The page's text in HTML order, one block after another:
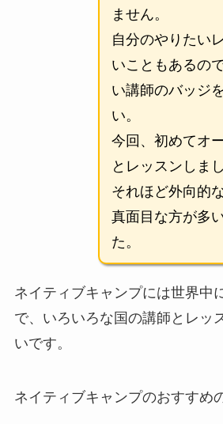
ません。
自分のやりたい
いこともあるの
い講師のバッジ
い。
今回、初めてオ
とレッスンしまし
それほど外向的
真面目な方が多
た。
ネイティブキャンプには世界中
で、いろいろな国の講師とレッ
いです。
ネイティブキャンプのおすすめ